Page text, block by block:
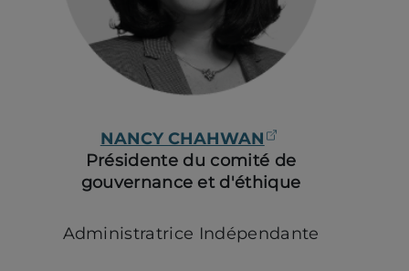
NANCY CHAHWAN
Présidente du comité de
gouvernance et d'éthique
Administratrice Indépendante